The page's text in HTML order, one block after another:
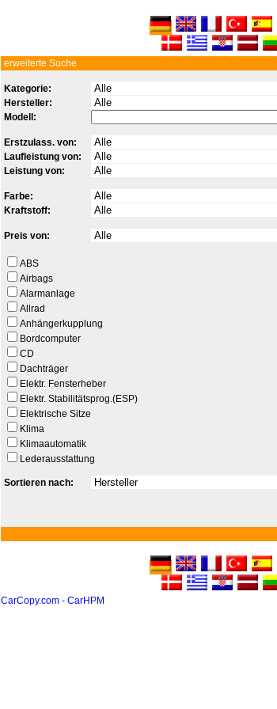
erweiterte Suche
Kategorie:
Hersteller:
Modell:
Erstzulass. von:
Laufleistung von:
Leistung von:
Farbe:
Kraftstoff:
Preis von:
ABS
Airbags
Alarmanlage
Allrad
Anhängerkupplung
Bordcomputer
CD
Dachträger
Elektr. Fensterheber
Elektr. Stabilitätsprog.(ESP)
Elektrische Sitze
Klima
Klimaautomatik
Lederausstattung
Sortieren nach:
CarCopy.com - CarHPM